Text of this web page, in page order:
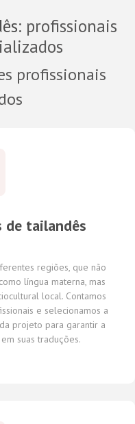
: profissionais
profissionais
detailandês
regiões, que não
como língua materna, mas
local.Contamos
e selecionamos a
projeto para garantir a
suas traduções.